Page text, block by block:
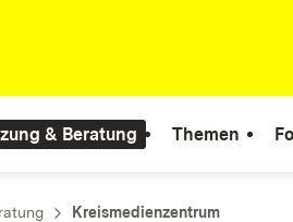
& Beratung Themen
Kreismedienzentrum